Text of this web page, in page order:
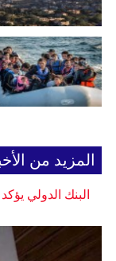
المزيد من
البنك الدولي